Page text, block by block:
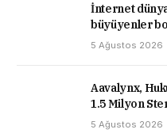
İnternet
büyüyenler
5 Ağustos 2026
Aavalynx,
1.5 Milyon
5 Ağustos 2026